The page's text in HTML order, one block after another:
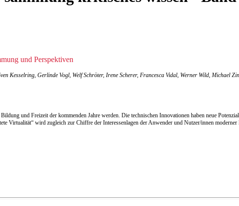
und Perspektiven
Kesselring, Gerlinde Vogl, Welf Schröter, Irene Scherer, Francesca Vidal, Werner Wild, Michael
und Freizeit der kommenden Jahre werden. Die technischen Innovationen haben neue
Virtualität“ wird zugleich zur Chiffre der Interessenlagen der Anwender und Nutzer/innen